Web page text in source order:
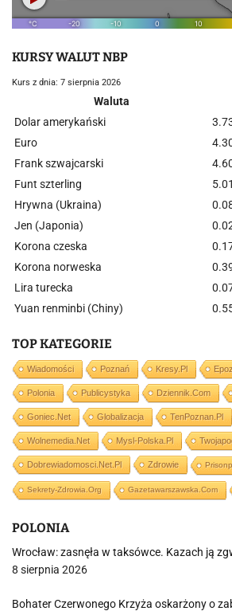
KURSY WALUT NBP
Kurs z dnia: 7 sierpnia 2026
Waluta
Dolar amerykański
Euro
Frank szwajcarski
Funt szterling
Hrywna (Ukraina)
Jen (Japonia)
Korona czeska
Korona norweska
Lira turecka
Yuan renminbi (Chiny)
TOP KATEGORIE
Wiadomości Poznań Kresy.pl
Polonia Publicystyka Dziennik.com
Goniec.net Globalizacja TenPoznan.pl
Wolnemedia.net Mysl-Polska.pl
Dobrewiadomosci.net.pl Zdrowie
Sekrety-Zdrowia.org Gazetawarszawska.com
POLONIA
Wrocław: zasnęła w taksówce. Kazach ją
8 sierpnia 2026
Bohater Czerwonego Krzyża oskarżony o